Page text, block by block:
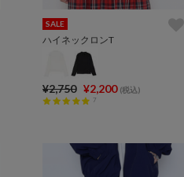
SALE
ハイネックロンT
¥2,750 ¥2,200 (税込)
7